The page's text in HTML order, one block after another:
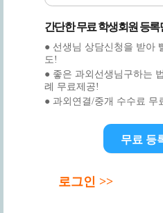
간단한 무료 학생회원 등록
● 선생님 상담신청을 받아
도!
● 좋은 과외선생님구하는
례 무료제공!
● 과외연결/중개 수수료 무
무료 등
로그인 >>